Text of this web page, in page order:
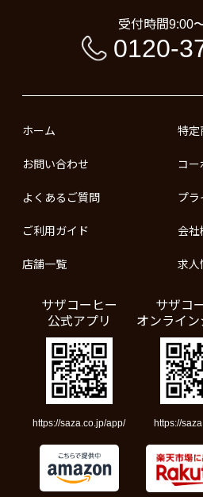
受付時間9:00
0120-
ホーム
お問い合わせ
よくあるご質問
ご利用ガイド
店舗一覧
特定
コ
プ
会
求人
サザコーヒー
公式アプリ
https://saza.co.jp/app/
サザコ
オンライ
https://